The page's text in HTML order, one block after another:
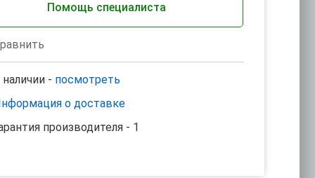
Помощь специалиста
наличии - посмотреть
о доставке
производителя - 1